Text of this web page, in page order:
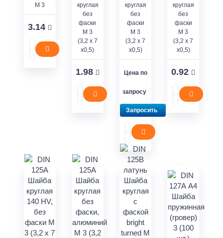
M 3
3.14
круглая
без
фаски
M 3
(3,2 x 7
x0,5)
1.98
круглая
без
фаски
M 3
(3,2 x 7
x0,5)
Цена по
запросу
Запросить
круглая
без
фаски
M 3
(3,2 x 7
x0,5)
0.92